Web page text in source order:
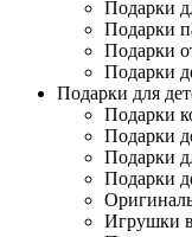
Подарки
Подарки
Подарки
Подарки
Подарки для
Подарки
Подарки
Подарки
Подарки
Игрушки